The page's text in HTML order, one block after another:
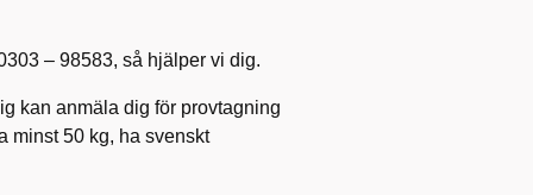
– 98583, så hjälper vi dig.
kan anmäla dig för provtagning
minst 50 kg, ha svenskt